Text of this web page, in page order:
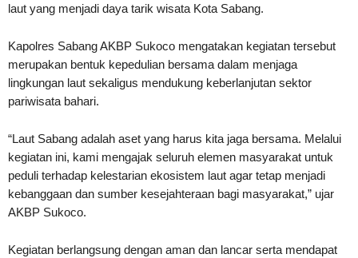
laut yang menjadi daya tarik wisata Kota Sabang.
Kapolres Sabang AKBP Sukoco mengatakan kegiatan tersebut
merupakan bentuk kepedulian bersama dalam menjaga
lingkungan laut sekaligus mendukung keberlanjutan sektor
pariwisata bahari.
“Laut Sabang adalah aset yang harus kita jaga bersama. Melalui
kegiatan ini, kami mengajak seluruh elemen masyarakat untuk
peduli terhadap kelestarian ekosistem laut agar tetap menjadi
kebanggaan dan sumber kesejahteraan bagi masyarakat,” ujar
AKBP Sukoco.
Kegiatan berlangsung dengan aman dan lancar serta mendapat